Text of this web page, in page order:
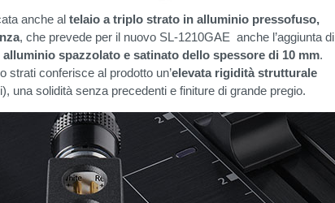
anche al telaio a triplo strato in alluminio pressofuso,
, che prevede per il nuovo SL-1210GAE anche l’aggiunta di
spazzolato e satinato dello spessore di 10 mm.
strati conferisce al prodotto un’elevata rigidità strutturale
una solidità senza precedenti e finiture di grande pregio.